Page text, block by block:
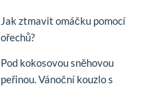
Jak ztmavit omáčku pomocí
ořechů?
Pod kokosovou sněhovou
peřinou. Vánoční kouzlo s